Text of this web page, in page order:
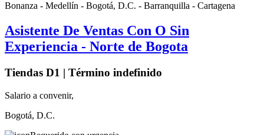
Bonanza - Medellín - Bogotá, D.C. - Barranquilla - Cartagena
Asistente De Ventas Con O Sin
Experiencia - Norte de Bogota
Tiendas D1 | Término indefinido
Salario a convenir,
Bogotá, D.C.